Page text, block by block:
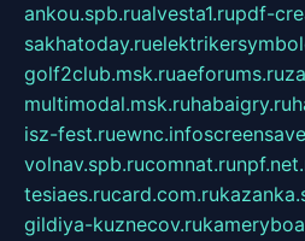
ankou.spb.rualvesta1.rupdf-
sakhatoday.ru
golf2club.msk.ruaeforums.ru
multimodal.msk.ruhabaigry.ru
isz-fest.ruewnc.info
volnav.spb.rucomnat.ru
tesiaes.rucard.com.ru
gildiya-kuznecov.ru